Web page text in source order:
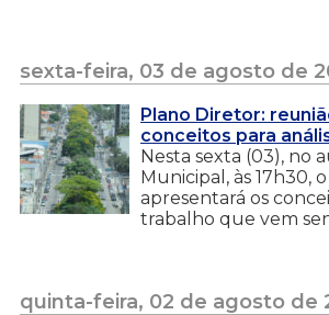
sexta-feira, 03 de agosto de
Plano Diretor:
conceitos para
Nesta sexta (03), no
Municipal, às 17h30,
apresentará os
trabalho que vem
quinta-feira, 02 de agosto de